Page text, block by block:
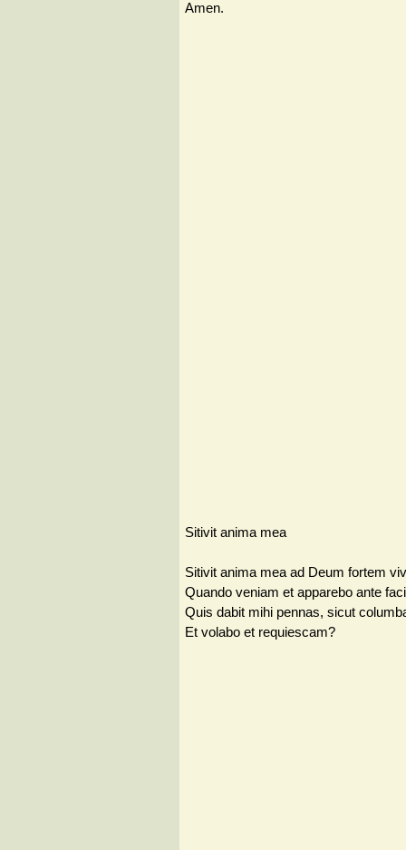
Amen.
Sitivit anima mea
Sitivit anima mea ad Deum fortem
Quando veniam et apparebo ante
Quis dabit mihi pennas, sicut
Et volabo et requiescam?